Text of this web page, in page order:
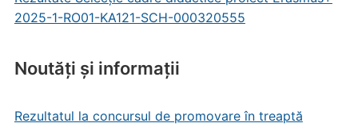
2025-1-RO01-KA121-SCH-000320555
Noutăți și informații
Rezultatul la concursul de promovare în treaptă